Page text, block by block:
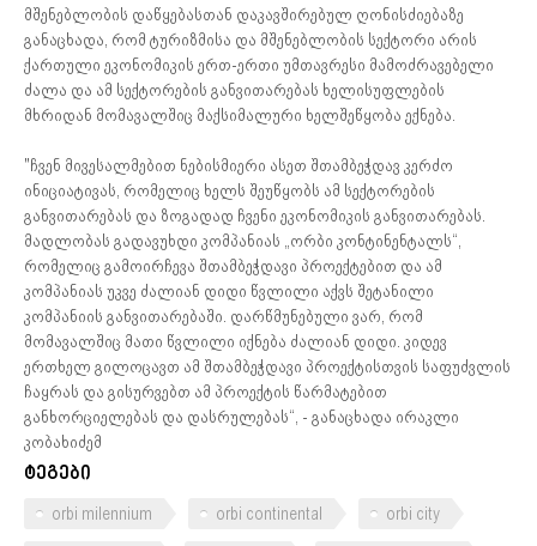
მშენებლობის დაწყებასთან დაკავშირებულ ღონისძიებაზე
განაცხადა, რომ ტურიზმისა და მშენებლობის სექტორი არის
ქართული ეკონომიკის ერთ-ერთი უმთავრესი მამოძრავებელი
ძალა და ამ სექტორების განვითარებას ხელისუფლების
მხრიდან მომავალშიც მაქსიმალური ხელშეწყობა ექნება.
"ჩვენ მივესალმებით ნებისმიერი ასეთ შთამბეჭდავ კერძო
ინიციატივას, რომელიც ხელს შეუწყობს ამ სექტორების
განვითარებას და ზოგადად ჩვენი ეკონომიკის განვითარებას.
მადლობას გადავუხდი კომპანიას „ორბი კონტინენტალს“,
რომელიც გამოირჩევა შთამბეჭდავი პროექტებით და ამ
კომპანიას უკვე ძალიან დიდი წვლილი აქვს შეტანილი
კომპანიის განვითარებაში. დარწმუნებული ვარ, რომ
მომავალშიც მათი წვლილი იქნება ძალიან დიდი. კიდევ
ერთხელ გილოცავთ ამ შთამბეჭდავი პროექტისთვის საფუძვლის
ჩაყრას და გისურვებთ ამ პროექტის წარმატებით
განხორციელებას და დასრულებას“, - განაცხადა ირაკლი
კობახიძემ
ტეგები
orbi milennium orbi continental orbi city